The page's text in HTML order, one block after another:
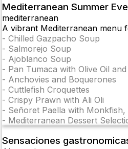
Mediterranean Summer
mediterranean
A vibrant Mediterranean menu
- Chilled Gazpacho Soup
- Salmorejo Soup
- Ajoblanco Soup
- Pan Tumaca with Olive Oil
- Anchovies and Boquerones
- Cuttlefish Croquettes
- Crispy Prawn with Ali Oli
- Señoret Paella with
- Mediterranean Dessert
Sensaciones